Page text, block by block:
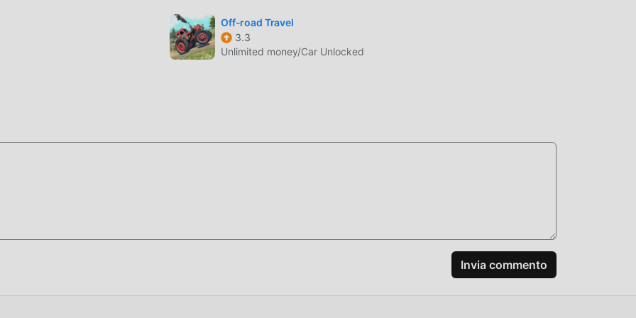
ha uno stile artistico unico e la grafica, le mappe e i personaggi di
del gioco è stata notevolmente migliorata. Pur mantenendo lo
che tutti gli amanti del gioco di racing possano godersi
del gioco, ma allo stesso tempo, il processo di accumulazione
ora l'emergere delle mod ha riscritto questa situazione. Qui, non
energie e ripetere l'""accumulo"" leggermente noioso. Le mod
Off-road Travel
3.3
Unlimited money/Car Unlocked
Invia commento